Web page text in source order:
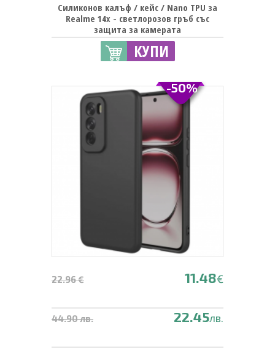
Силиконов калъф / кейс / Nano TPU за
Realme 14x - светлорозов гръб със
защита за камерата
КУПИ
22.96 € 11.48€
44.90 лв. 22.45лв.
-50%